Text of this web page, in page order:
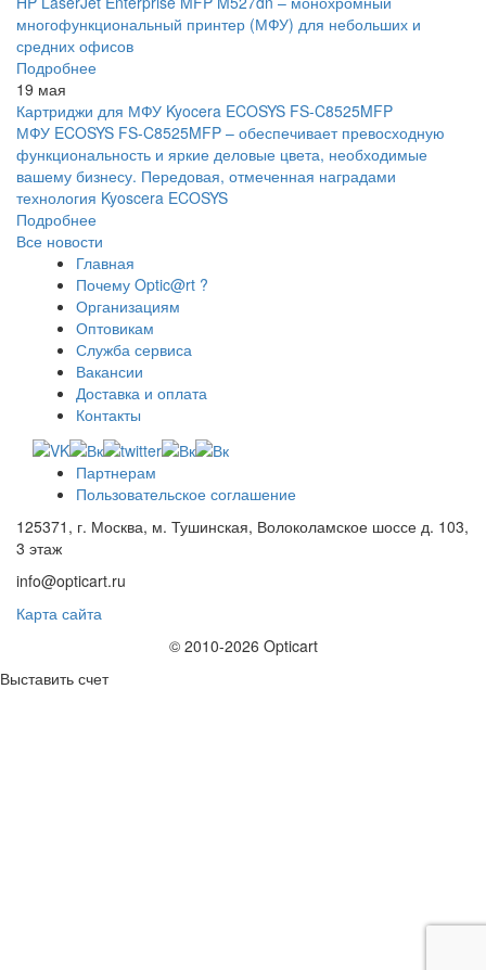
многофункциональный принтер (МФУ) для небольших и
средних офисов
Подробнее
19 мая
Картриджи для МФУ Kyocera ECOSYS FS-C8525MFP
МФУ ECOSYS FS-C8525MFP – обеспечивает превосходную
функциональность и яркие деловые цвета, необходимые
вашему бизнесу. Передовая, отмеченная наградами
технология Kyoscera ECOSYS
Подробнее
Все новости
Главная
Почему Optic@rt ?
Организациям
Оптовикам
Служба сервиса
Вакансии
Доставка и оплата
Контакты
Партнерам
Пользовательское соглашение
125371, г. Москва, м. Тушинская, Волоколамское шоссе д. 103,
3 этаж
info@opticart.ru
Карта сайта
© 2010-2026 Opticart
Выставить счет